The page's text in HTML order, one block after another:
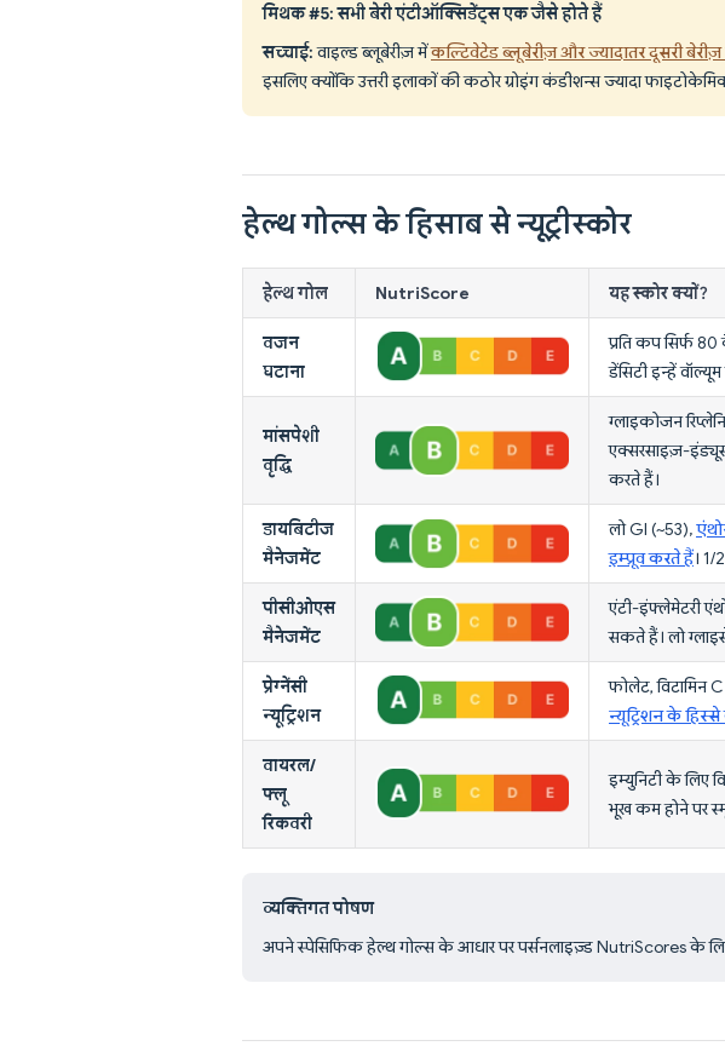
मिथक #5: सभी बेरी एंटीऑक्सिडेंट्स एक जैसे होते हैं
सच्चाई:वाइल्ड ब्लूबेरीज़ मेंकल्टिवेटेड ब्लूबेरीज़ और ज्यादातर दूसरी
इसलिए क्योंकि उत्तरी इलाकों की कठोर ग्रोइंग कंडीशन्स ज्यादा
हेल्थ गोल्स के हिसाब से न्यूट्रीस्कोर
हेल्थ गोल NutriScore यह स्कोर क्यों?
वजन
घटाना
प्रति कप सिर्फ
डेंसिटी इन्हें
मांसपेशी
वृद्धि
ग्लाइकोजन
एक्सरसाइज़-
करते हैं।
डायबिटीज
मैनेजमेंट
लो GI (~53),
इम्प्रूव करते हैं। 1/
पीसीओएस
मैनेजमेंट
एंटी-इंफ्लेमेटरी
सकते हैं। लो
प्रेग्नेंसी
न्यूट्रिशन
फोलेट, विटामिन
न्यूट्रिशन के
वायरल/
फ्लू
रिकवरी
इम्युनिटी के लिए
भूख कम होने पर
व्यक्तिगत पोषण
अपने स्पेसिफिक हेल्थ गोल्स के आधार पर पर्सनलाइज़्ड NutriScores के